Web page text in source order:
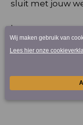
sluit met jouw
Lees meer over